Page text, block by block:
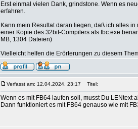
Erst einmal vielen Dank, grindstone. Wenn es
erfahren.
Kann mein Resultat daran liegen, daß ich alles
einer Kopie des 32bit-Compilers als fbc.exe
MB, 1304 Dateien)
Vielleicht helfen die Erörterungen zu diesem
Verfasst am: 12.04.2024, 23:17 Titel:
Wenn es mit FB64 laufen soll, musst Du LENtext
Dann funktioniert es mit FB64 genauso wie mit